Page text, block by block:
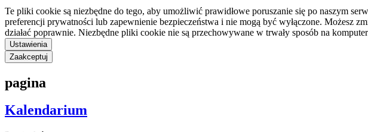
Te pliki cookie są niezbędne do tego, aby umożliwić prawidłowe poruszanie się po naszym
preferencji prywatności lub zapewnienie bezpieczeństwa i nie mogą być wyłączone. Możesz
działać poprawnie. Niezbędne pliki cookie nie są przechowywane w trwały sposób na
Ustawienia
Zaakceptuj
pagina
Kalendarium